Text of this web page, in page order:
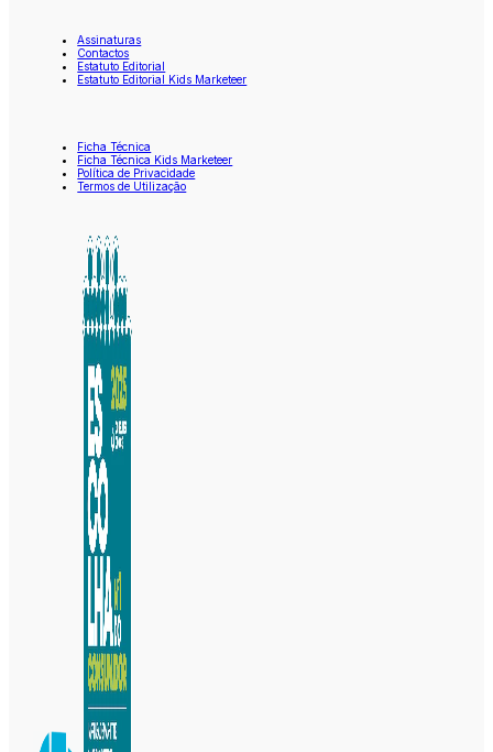
Assinaturas
Contactos
Estatuto Editorial
Estatuto Editorial Kids Marketeer
Ficha Técnica
Ficha Técnica Kids Marketeer
Política de Privacidade
Termos de Utilização